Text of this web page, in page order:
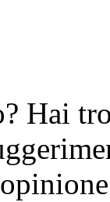
Hai